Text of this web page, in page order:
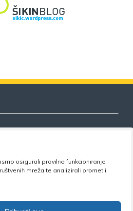
osigurali pravilno funkcioniranje
mreža te analizirali promet i
znanosti i visokog
337 •Email: uprava@nsz.hr